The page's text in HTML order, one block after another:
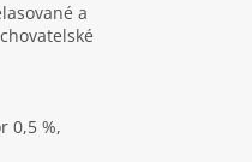
a
0,5 %,